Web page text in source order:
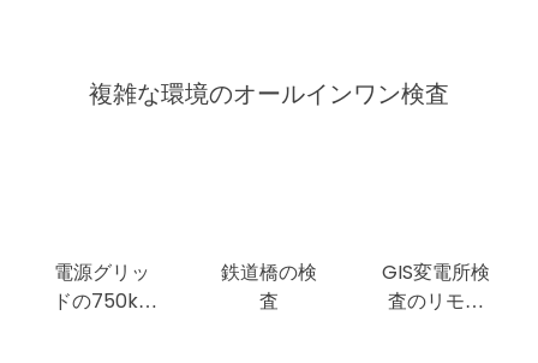
複雑な環境のオールインワン検査
電源グリッ
ドの750kV
鉄道橋の検
査
GIS変電所検
査のリモー